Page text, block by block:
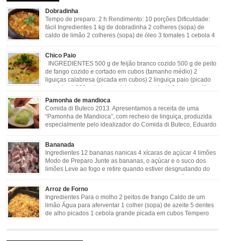
Dobradinha
Tempo de preparo: 2 h Rendimento: 10 porções Dificuldade:
fácil Ingredientes 1 kg de dobradinha 2 colheres (sopa) de
caldo de limão 2 colheres (sopa) de óleo 3 tomates 1 cebola 4
gosto Modo de Preparo: Lavar muito bem a dobradinha com limão. Deixar de
molho […]
Chico Paio
INGREDIENTES 500 g de feijão branco cozido 500 g de peito
de fango cozido e cortado em cubos (tamanho médio) 2
liguiças calabresa (picada em cubos) 2 linguiça paio (picado
em cubos) 300 g de bacon (picado em cubos) 1 lata de milho
verde 2 dentes de alho amassado 3 colheres de óleo 2 […]
Pamonha de mandioca
Comida di Buteco 2013. Apresentamos a receita de uma
“Pamonha de Mandioca”, com recheio de linguiça, produzida
especialmente pelo idealizador do Comida di Buteco, Eduardo
cebola picadinha 100gr de mandioca crua ralada e espremida 1 colher café
de manteiga 35ml de leite Palha de milho verde 1 […]
Bananada
Ingredientes 12 bananas nanicas 4 xícaras de açúcar 4 limões
Modo de Preparo Junte as bananas, o açúcar e o suco dos
limões Leve ao fogo e retire quando estiver desgrudando do
fundo da panela Tempo de Preparo Dificuldade: Fácil Tempo
de Preparo: 40 minutos http://eusoumineirouaiso.com.br/culinaria-
mineira/bananada#tempo-de-preparo
Arroz de Forno
Ingredientes Para o molho 2 peitos de frango Caldo de um
limão Água para aferventar 1 colher (sopa) de azeite 5 dentes
de alho picados 1 cebola grande picada em cubos Tempero
pele e sem sementes 1 pitada de noz moscada Salsa e cebolinha Pimenta